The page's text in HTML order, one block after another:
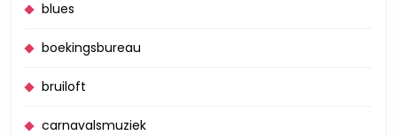
blues
boekingsbureau
bruiloft
carnavalsmuziek